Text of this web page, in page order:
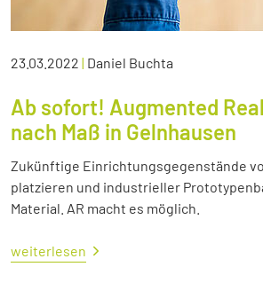
23.03.2022 | Daniel Buchta
Ab sofort! Augmented
nach Maß in Gelnhausen
Zukünftige Einrichtungsgegenstände
platzieren und industrieller
Material. AR macht es möglich.
weiterlesen